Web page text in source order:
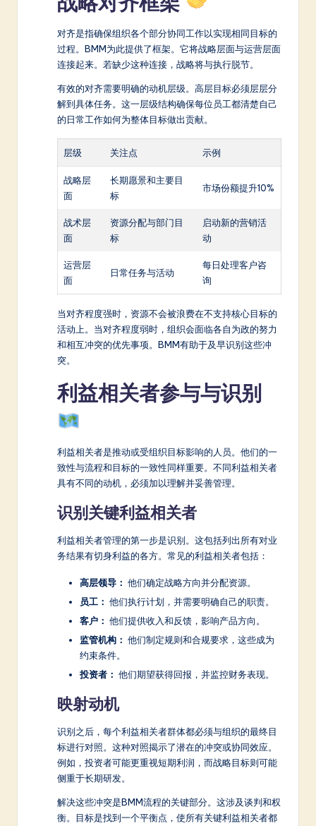
对齐是指确保组织各个部分协同工作以实现相同目标的
过程。BMM为此提供了框架。它将战略层面与运营层面
连接起来。若缺少这种连接，战略将与执行脱节。
有效的对齐需要明确的动机层级。高层目标必须层层分
解到具体任务。这一层级结构确保每位员工都清楚自己
的日常工作如何为整体目标做出贡献。
层级 关注点 示例
战略层
面
长期愿景和主要目
标
市场份额提升10%
战术层
面
资源分配与部门目
标
启动新的营销活
动
运营层
面
日常任务与活动
每日处理客户咨
询
当对齐程度强时，资源不会被浪费在不支持核心目标的
活动上。当对齐程度弱时，组织会面临各自为政的努力
和相互冲突的优先事项。BMM有助于及早识别这些冲
突。
利益相关者参与与识别
利益相关者是推动或受组织目标影响的人员。他们的一
致性与流程和目标的一致性同样重要。不同利益相关者
具有不同的动机，必须加以理解并妥善管理。
识别关键利益相关者
利益相关者管理的第一步是识别。这包括列出所有对业
务结果有切身利益的各方。常见的利益相关者包括：
高层领导： 他们确定战略方向并分配资源。
员工： 他们执行计划，并需要明确自己的职责。
客户： 他们提供收入和反馈，影响产品方向。
监管机构： 他们制定规则和合规要求，这些成为
约束条件。
投资者： 他们期望获得回报，并监控财务表现。
映射动机
识别之后，每个利益相关者群体都必须与组织的最终目
标进行对照。这种对照揭示了潜在的冲突或协同效应。
例如，投资者可能更重视短期利润，而战略目标则可能
侧重于长期研发。
解决这些冲突是BMM流程的关键部分。这涉及谈判和权
衡。目标是找到一个平衡点，使所有关键利益相关者都